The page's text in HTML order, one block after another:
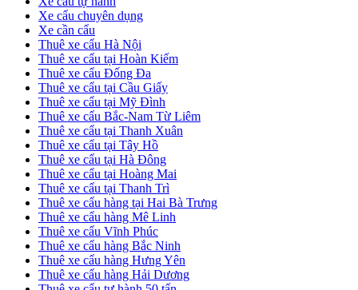
Xe cẩu chuyên dụng
Xe cần cẩu
Thuê xe cẩu Hà Nội
Thuê xe cẩu tại Hoàn Kiếm
Thuê xe cẩu Đống Đa
Thuê xe cẩu tại Cầu Giấy
Thuê xe cẩu tại Mỹ Đình
Thuê xe cẩu Bắc-Nam Từ Liêm
Thuê xe cẩu tại Thanh Xuân
Thuê xe cẩu tại Tây Hồ
Thuê xe cẩu tại Hà Đông
Thuê xe cẩu tại Hoàng Mai
Thuê xe cẩu tại Thanh Trì
Thuê xe cẩu hàng tại Hai Bà Trưng
Thuê xe cẩu hàng Mê Linh
Thuê xe cẩu Vĩnh Phúc
Thuê xe cẩu hàng Bắc Ninh
Thuê xe cẩu hàng Hưng Yên
Thuê xe cẩu hàng Hải Dương